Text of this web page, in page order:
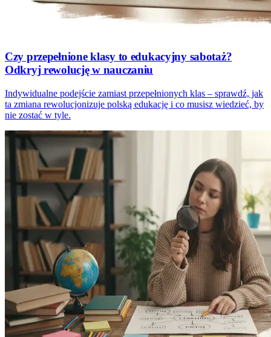
Czy przepełnione klasy to edukacyjny sabotaż?
Odkryj rewolucję w nauczaniu
Indywidualne podejście zamiast przepełnionych klas – sprawdź, jak
ta zmiana rewolucjonizuje polską edukację i co musisz wiedzieć, by
nie zostać w tyle.